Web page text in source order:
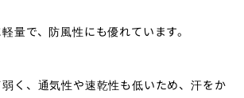
量で、防風性にも優れています。
く、通気性や速乾性も低いため、汗をか